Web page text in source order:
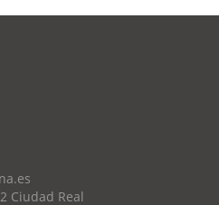
Ciudad Real